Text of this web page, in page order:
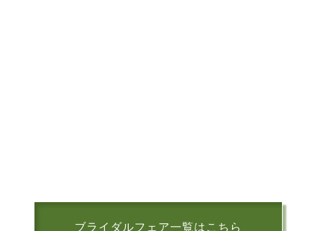
ブライダルフェア一覧はこちら